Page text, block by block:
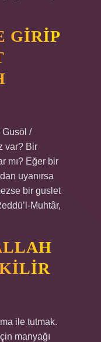
GIRIP
Gusöl /
var? Bir
mı? Eğer bir
uyanırsa
bir guslet
Muhtâr,
ile tutmak.
manyağı